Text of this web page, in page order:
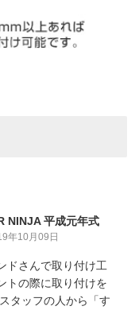
NINJA 平成元年式
年10月09日
ドさんで取り付け工
トの際に取り付けを
タッフの人から「す